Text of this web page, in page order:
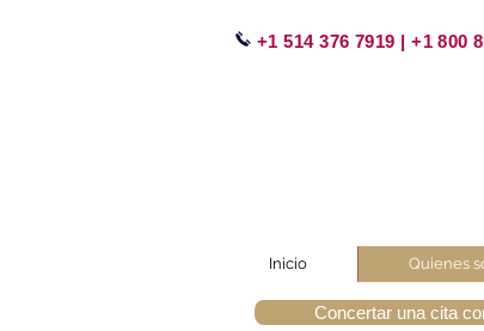
+1 514 376 7919 | +1 800
Inicio Quienes
Concertar una cita